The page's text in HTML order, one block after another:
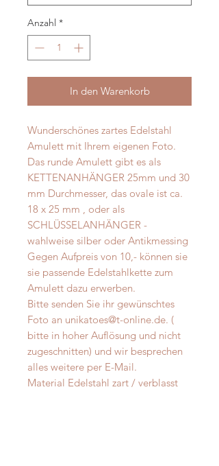
Anzahl *
In den Warenkorb
Wunderschönes zartes Edelstahl
Amulett mit Ihrem eigenen Foto.
Das runde Amulett gibt es als
KETTENANHÄNGER 25mm und 30
mm Durchmesser, das ovale ist ca.
18 x 25 mm , oder als
SCHLÜSSELANHÄNGER -
wahlweise silber oder Antikmessing
Gegen Aufpreis von 10,- können sie
sie passende Edelstahlkette zum
Amulett dazu erwerben.
Bitte senden Sie ihr gewünschtes
Foto an unikatoes@t-online.de. (
bitte in hoher Auflösung und nicht
zugeschnitten) und wir besprechen
alles weitere per E-Mail.
Material Edelstahl zart / verblasst